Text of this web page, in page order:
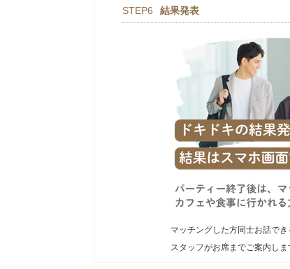
STEP6 結果発表
マッチングした方同士お話でき
スタッフがお席までご案内しま